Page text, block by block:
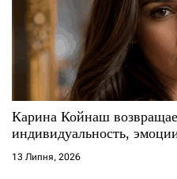
п
с
і
в
Карина Койнаш
индивидуальность,
13 Липня, 2026